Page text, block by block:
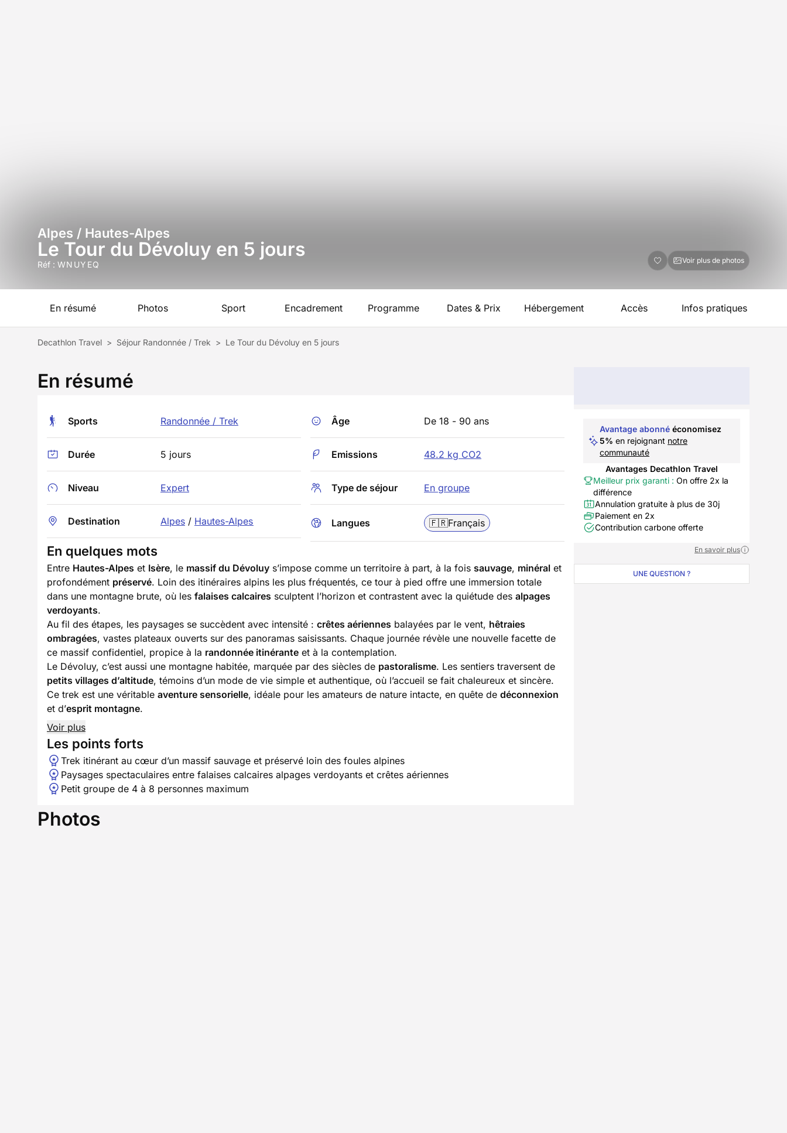
Alpes / Hautes-Alpes
Le Tour du Dévoluy en 5 jours
Réf : WNUYEQ Voir plus de photos
En résumé Photos Sport Encadrement Programme Dates & Prix Hébergement Accès Infos pratiques
Decathlon Travel > Séjour Randonnée / Trek > Le Tour du Dévoluy en 5 jours
En résumé
Sports Randonnée / Trek
Durée 5 jours
Niveau Expert
Destination Alpes / Hautes-Alpes
Âge De 18 - 90 ans
Emissions 48.2 kg CO2
Type de séjour En groupe
Langues 🇫🇷Français
En quelques mots
Entre Hautes-Alpes et Isère, le massif du Dévoluy s’impose comme un territoire à part, à la fois sauvage, minéral et
profondément préservé. Loin des itinéraires alpins les plus fréquentés, ce tour à pied offre une immersion totale
dans une montagne brute, où les falaises calcaires sculptent l’horizon et contrastent avec la quiétude des alpages
verdoyants.
Au fil des étapes, les paysages se succèdent avec intensité : crêtes aériennes balayées par le vent, hêtraies
ombragées, vastes plateaux ouverts sur des panoramas saisissants. Chaque journée révèle une nouvelle facette de
ce massif confidentiel, propice à la randonnée itinérante et à la contemplation.
Le Dévoluy, c’est aussi une montagne habitée, marquée par des siècles de pastoralisme. Les sentiers traversent de
petits villages d’altitude, témoins d’un mode de vie simple et authentique, où l’accueil se fait chaleureux et sincère.
Ce trek est une véritable aventure sensorielle, idéale pour les amateurs de nature intacte, en quête de déconnexion
et d’esprit montagne.
Voir plus
Les points forts
Trek itinérant au cœur d’un massif sauvage et préservé loin des foules alpines
Paysages spectaculaires entre falaises calcaires alpages verdoyants et crêtes aériennes
Petit groupe de 4 à 8 personnes maximum
Photos
Avantage abonné économisez
5% en rejoignant notre
communauté
Avantages Decathlon Travel
Meilleur prix garanti : On offre 2x la
différence
Annulation gratuite à plus de 30j
Paiement en 2x
Contribution carbone offerte
En savoir plus
UNE QUESTION ?